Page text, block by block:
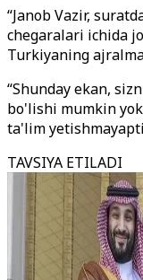
“Janob Vazir,
chegaralari ichida
Turkiyaning
“Shunday ekan,
bo'lishi mumkin
ta'lim
TAVSIYA ETILADI